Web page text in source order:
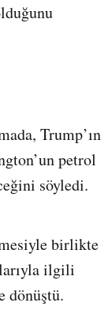
Trump’ın
petrol
söyledi.
birlikte
ilgili
dönüştü.